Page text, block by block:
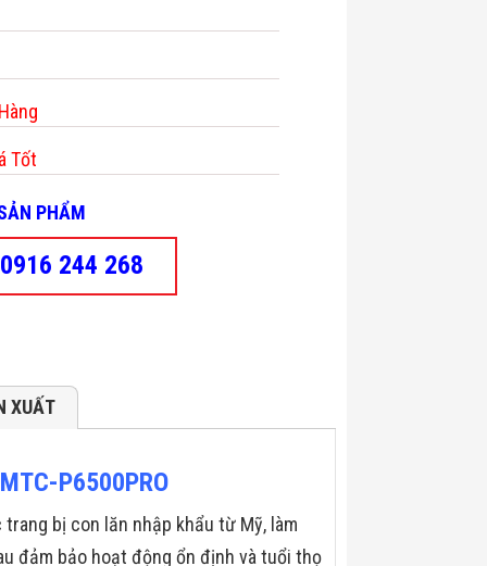
Tốt
PHẨM
0916 244 268
XUẤT
P6500PRO
bị con lăn nhập khẩu từ Mỹ, làm
đảm bảo hoạt động ổn định và tuổi thọ